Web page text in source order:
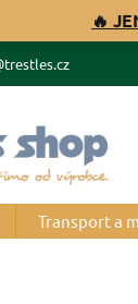
🔥
Transport a